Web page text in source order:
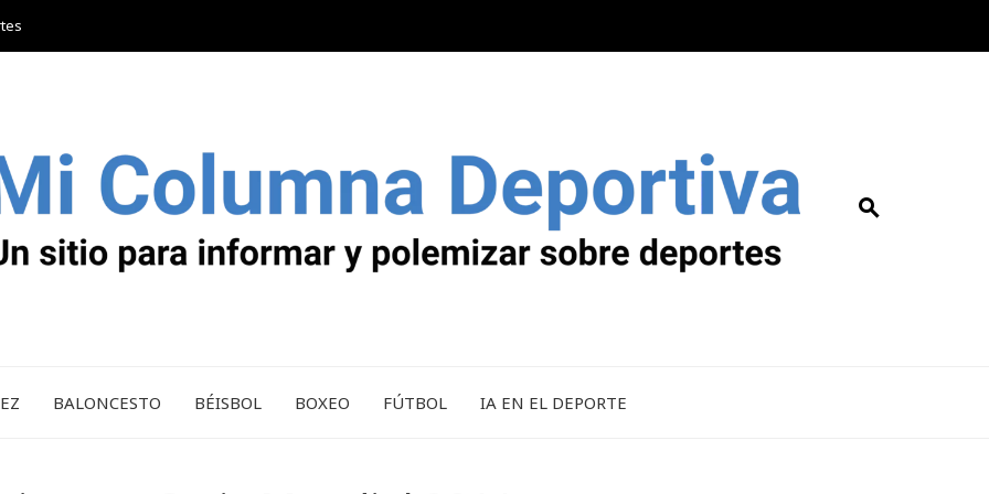
BALONCESTO BÉISBOL BOXEO FÚTBOL IA EN EL DEPORTE